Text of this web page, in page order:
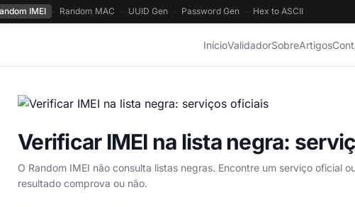
IMEI · Random MAC · UUID Gen · Password Gen · Hex to ASCII
InícioValidadorSobreArtigos
Verificar IMEI na lista negra:
O Random IMEI não consulta listas negras. Encontre um serviço oficial
resultado comprova ou não.